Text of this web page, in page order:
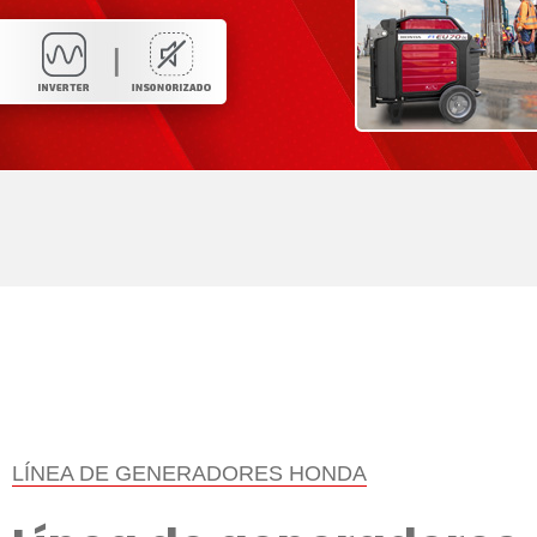
LÍNEA DE GENERADORES HONDA